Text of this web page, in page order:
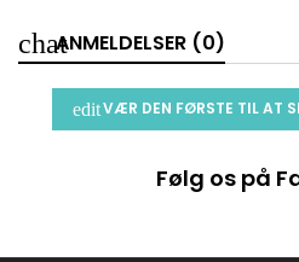
ANMELDELSER (0)
VÆR DEN FØRSTE TIL AT
Følg os på